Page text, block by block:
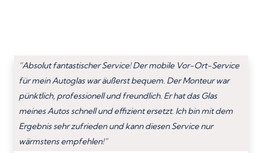
“Absolut fantastischer Service! Der mobile Vor-Ort-Service
für mein Autoglas war äußerst bequem. Der Monteur war
pünktlich, professionell und freundlich. Er hat das Glas
meines Autos schnell und effizient ersetzt. Ich bin mit dem
Ergebnis sehr zufrieden und kann diesen Service nur
wärmstens empfehlen!”